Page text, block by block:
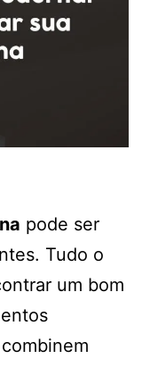
pode ser
Tudo o
um bom